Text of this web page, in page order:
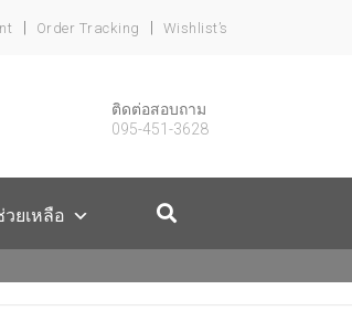
Order Tracking Wishlist’s
ติดต่อสอบถาม
095-451-3628
ยเหลือ